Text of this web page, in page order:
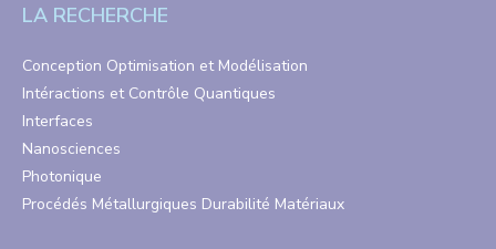
LA RECHERCHE
Conception Optimisation et Modélisation
Intéractions et Contrôle Quantiques
Interfaces
Nanosciences
Photonique
Procédés Métallurgiques Durabilité Matériaux